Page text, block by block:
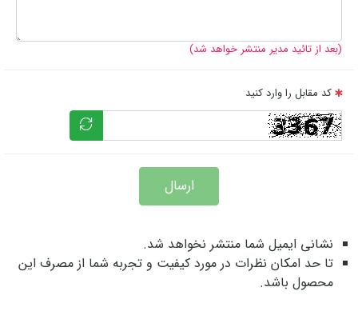
(بعد از تائید مدیر منتشر خواهد شد)
کد مقابل را وارد کنید
ارسال
نشانی ایمیل شما منتشر نخواهد شد.
تا حد امکان نظرات در مورد کیفیت و تجربه شما از مصرف این
محصول باشد.